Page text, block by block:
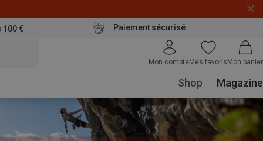
100 € Paiement sécurisé
Mon compteMes favoris Mon panier
Shop Magazine